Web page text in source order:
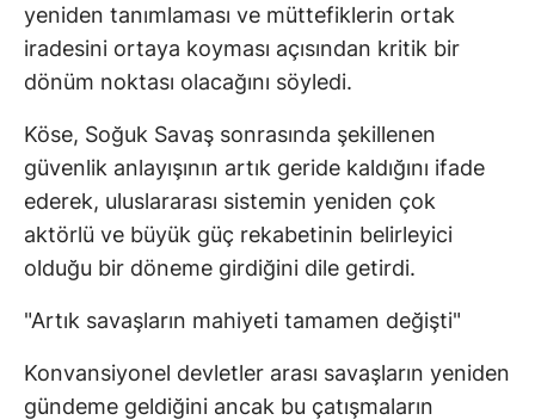
yeniden tanımlaması ve müttefiklerin ortak
iradesini ortaya koyması açısından kritik bir
dönüm noktası olacağını söyledi.
Köse, Soğuk Savaş sonrasında şekillenen
güvenlik anlayışının artık geride kaldığını ifade
ederek, uluslararası sistemin yeniden çok
aktörlü ve büyük güç rekabetinin belirleyici
olduğu bir döneme girdiğini dile getirdi.
"Artık savaşların mahiyeti tamamen değişti"
Konvansiyonel devletler arası savaşların yeniden
gündeme geldiğini ancak bu çatışmaların